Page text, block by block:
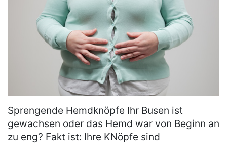
Sprengende Hemdknöpfe Ihr Busen ist
gewachsen oder das Hemd war von Beginn an
zu eng? Fakt ist: Ihre KNöpfe sind